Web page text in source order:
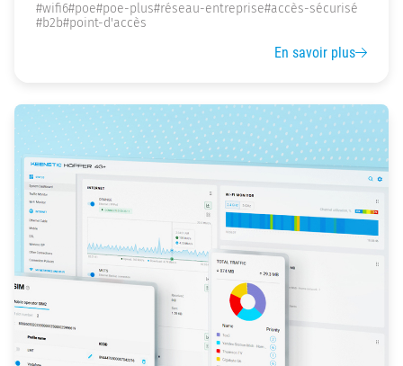
#wifi6#poe#poe-plus#réseau-entreprise#accès-sécurisé
#b2b#point-d'accès
En savoir plus